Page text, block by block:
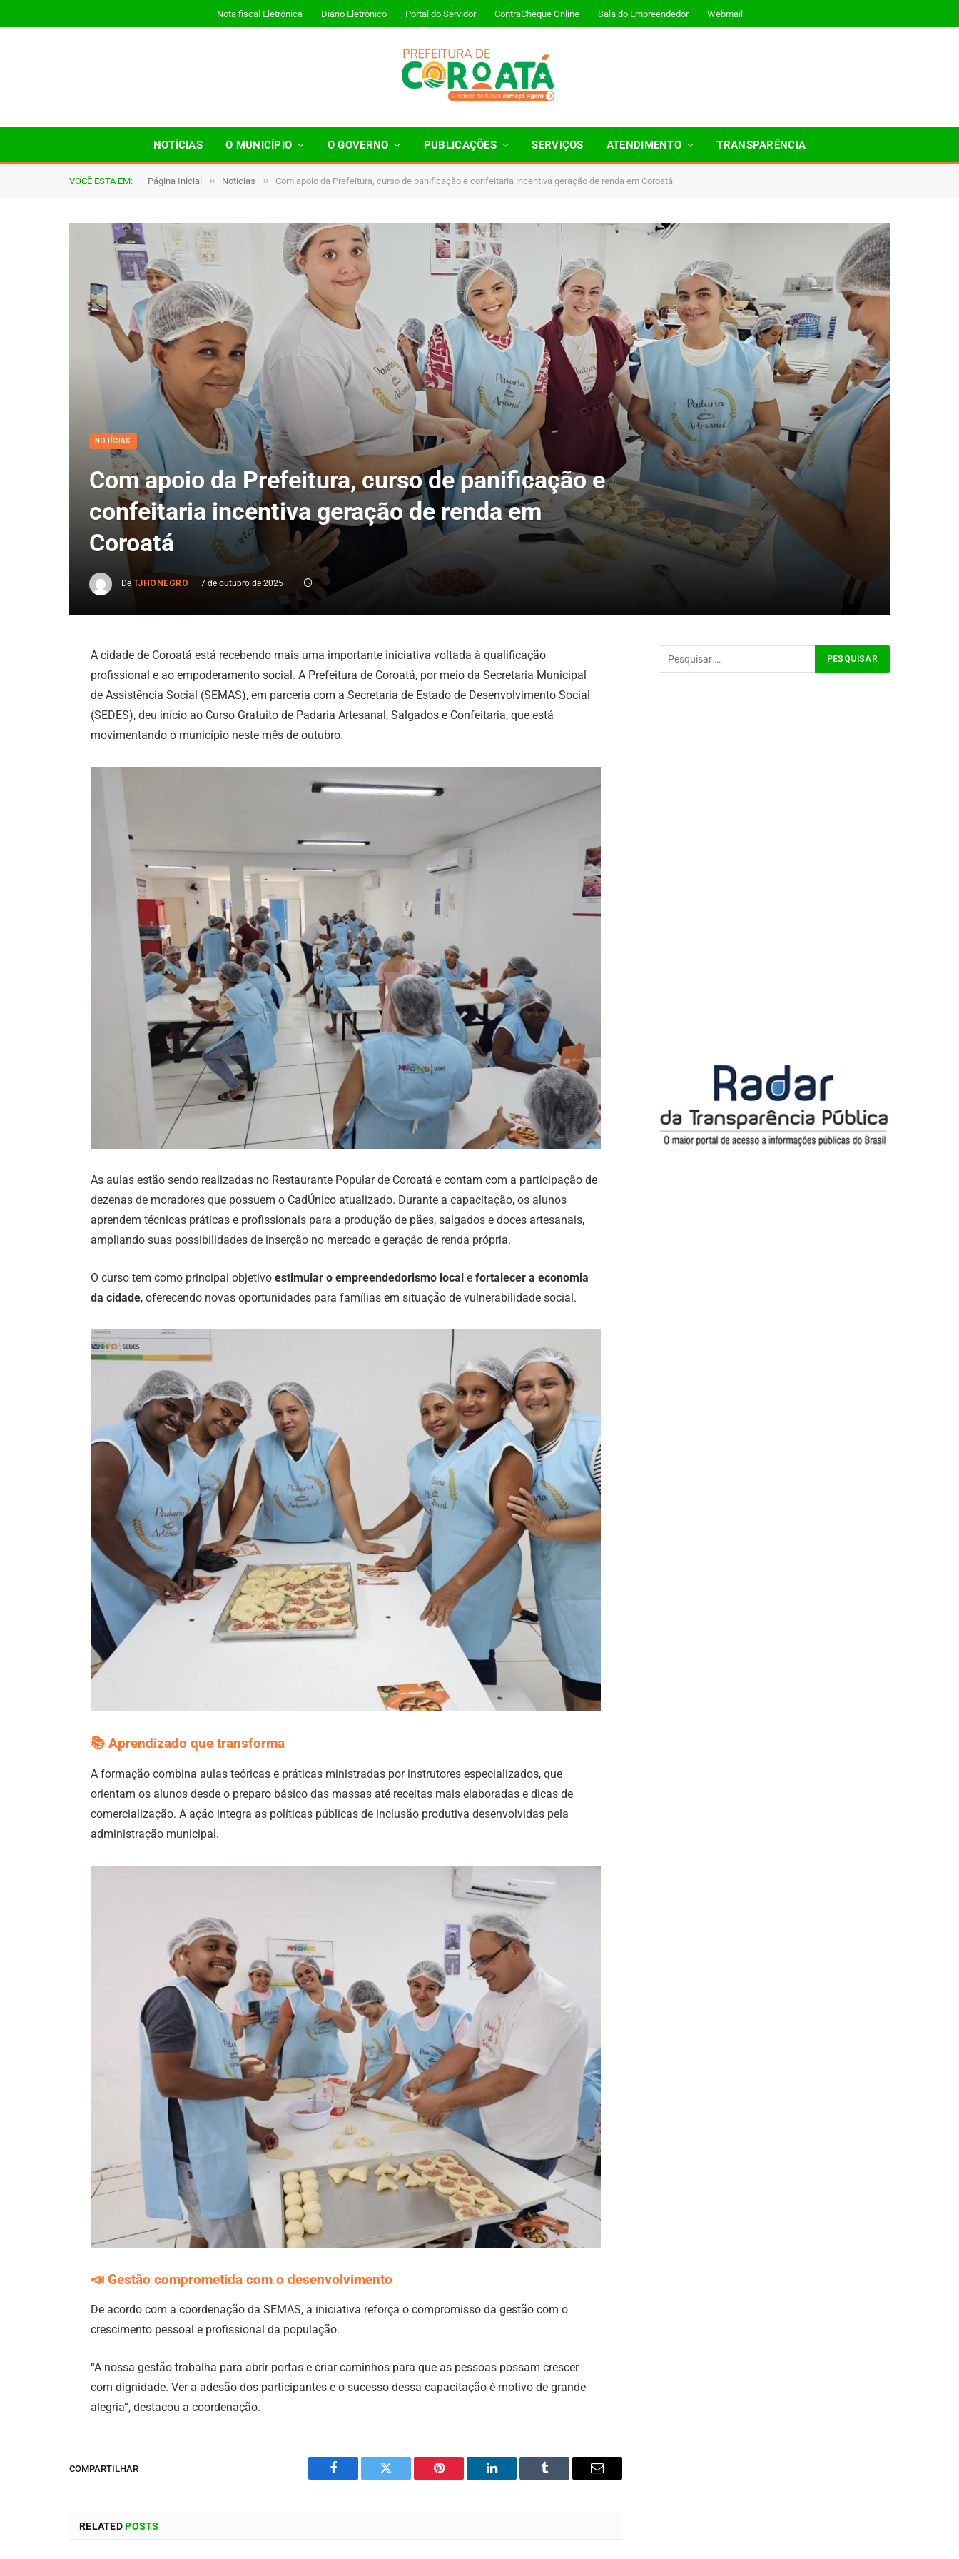
Nota fiscal Eletrônica Diário Eletrônico Portal do Servidor ContraCheque Online Sala do Empreendedor Webmail
NOTÍCIAS O MUNICÍPIO O GOVERNO PUBLICAÇÕES SERVIÇOS ATENDIMENTO TRANSPARÊNCIA
VOCÊ ESTÁ EM: Página Inicial » Notícias » Com apoio da Prefeitura, curso de panificação e confeitaria incentiva geração de renda em Coroatá
NOTÍCIAS
Com apoio da Prefeitura, curso de panificação e
confeitaria incentiva geração de renda em
Coroatá
De TJHONEGRO 7 de outubro de 2025
A cidade de Coroatá está recebendo mais uma importante iniciativa voltada à qualificação
profissional e ao empoderamento social. A Prefeitura de Coroatá, por meio da Secretaria Municipal
de Assistência Social (SEMAS), em parceria com a Secretaria de Estado de Desenvolvimento Social
(SEDES), deu início ao Curso Gratuito de Padaria Artesanal, Salgados e Confeitaria, que está
movimentando o município neste mês de outubro.
As aulas estão sendo realizadas no Restaurante Popular de Coroatá e contam com a participação de
dezenas de moradores que possuem o CadÚnico atualizado. Durante a capacitação, os alunos
aprendem técnicas práticas e profissionais para a produção de pães, salgados e doces artesanais,
ampliando suas possibilidades de inserção no mercado e geração de renda própria.
O curso tem como principal objetivoestimular o empreendedorismo local efortalecer a economia
da cidade, oferecendo novas oportunidades para famílias em situação de vulnerabilidade social.
📚Aprendizado que transforma
A formação combina aulas teóricas e práticas ministradas por instrutores especializados, que
orientam os alunos desde o preparo básico das massas até receitas mais elaboradas e dicas de
comercialização. A ação integra as políticas públicas de inclusão produtiva desenvolvidas pela
administração municipal.
📣 Gestão comprometida com o desenvolvimento
De acordo com a coordenação da SEMAS, a iniciativa reforça o compromisso da gestão com o
crescimento pessoal e profissional da população.
“A nossa gestão trabalha para abrir portas e criar caminhos para que as pessoas possam crescer
com dignidade. Ver a adesão dos participantes e o sucesso dessa capacitação é motivo de grande
alegria”, destacou a coordenação.
COMPARTILHAR
Facebook Twitter Pinterest LinkedIn Tumblr Email
RELATEDPOSTS